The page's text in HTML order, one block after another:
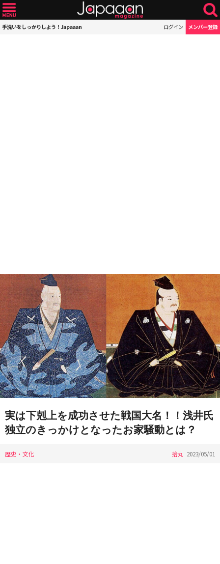
手洗いをしっかりしよう！Japaaan ログイン メンバー登録
実は下剋上を成功させた戦国大名！！浅井氏
独立のきっかけとなったお家騒動とは？
歴史・文化 拾丸 2023/05/01